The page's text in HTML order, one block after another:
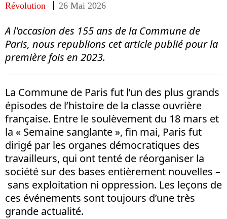
Révolution 26 Mai 2026
A l'occasion des 155 ans de la Commune de
Paris, nous republions cet article publié pour la
première fois en 2023.
La Commune de Paris fut l’un des plus grands
épisodes de l’histoire de la classe ouvrière
française. Entre le soulèvement du 18 mars et
la « Semaine sanglante », fin mai, Paris fut
dirigé par les organes démocratiques des
travailleurs, qui ont tenté de réorganiser la
société sur des bases entièrement nouvelles –
sans exploitation ni oppression. Les leçons de
ces événements sont toujours d’une très
grande actualité.